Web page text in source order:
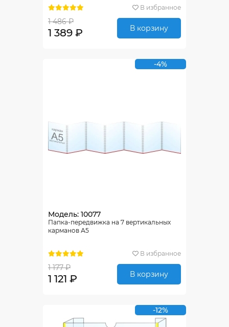
В избранное
1 486 ₽
1 389 ₽ В корзину
-4%
Модель: 10077
Папка-передвижка на 7 вертикальных
карманов А5
В избранное
1 177 ₽
1 121 ₽ В корзину
-12%